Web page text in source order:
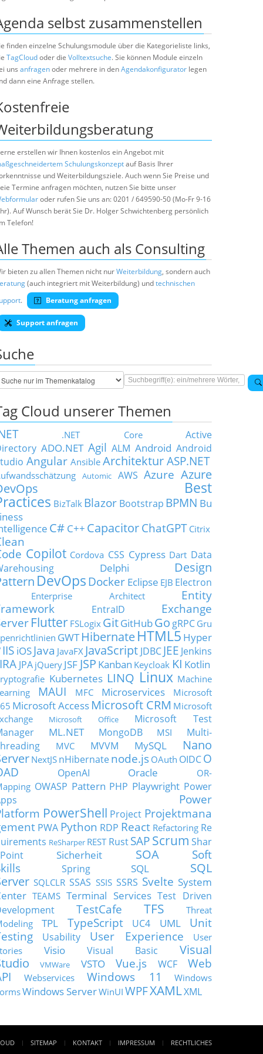
selbst zusammenstellen
finden einzelne Schulungsmodule über die Kategorieliste links,
TagCloudoder die Volltextsuche. Sie können Module einzeln
uns anfragenoder mehrere in denAgendakonfigurator legen
dann eine Anfrage stellen.
erstellen wir Ihnen kostenlos ein Angebot mit
Schulungskonzeptauf Basis Ihrer
und Weiterbildungsziele. Auch wenn Sie Preise und
Termine anfragen möchten, nutzen Sie bitte unser
oder rufen Sie uns an: 0201 / 649590-50 (Mo-Fr 9-16
Auf Wunsch berät Sie Dr. Holger Schwichtenberg persönlich
Telefon!
Themen auch als Consulting
bieten zu allen Themen nicht nurWeiterbildung, sondern auch
(auch integriert mit Weiterbildung) undtechnischen
. Beratung anfragen
Support anfragen
Cloud unserer Themen
.NET Core
Active
ADO.NET Agil ALM Android Android
Angular Ansible Architektur ASP.NET
Automic AWS Azure Azure
Best
BizTalk Blazor Bootstrap BPMN Bu
C# C++ Capacitor ChatGPT Citrix
Copilot Cordova CSS Cypress Dart Data
Delphi
Design
DevOps Docker Eclipse EJB Electron
Enterprise Architect
Entity
EntraID
Exchange
Flutter FSLogix GitGitHubGo gRPC Gru
GWT HibernateHTML5 Hyper
IIS iOSJava JavaFX JavaScript JDBC JEE Jenkins
JPA jQuery JSF JSP Kanban Keycloak KI Kotlin
Kubernetes LINQ Linux Machine
MAUI MFC Microservices
Microsoft
Microsoft Access Microsoft CRM Microsoft
Microsoft Office
Microsoft Test
ML.NET MongoDB MSI
Multi-
MVC MVVM MySQL
Nano
NextJS nHibernatenode.js OAuth OIDCO
OpenAI Oracle
OR-
OWASP Pattern PHP Playwright Power
Power
PowerShell Project Projektmana
PWA Python RDP React Refactoring Re
ReSharper REST Rust SAP Scrum Shar
Sicherheit SOA
Soft
Spring SQL
SQL
SQLCLR SSAS SSIS SSRS Svelte System
TEAMS Terminal Services Test Driven
TestCafe TFS
Threat
TPL TypeScript UC4 UML
Unit
Usability User Experience
User
Visio Visual Basic
Visual
VMWare VSTO Vue.js WCF
Web
Webservices Windows 11
Windows
Windows ServerWinUI WPFXAMLXML
SITEMAP KONTAKT IMPRESSUM RECHTLICHES